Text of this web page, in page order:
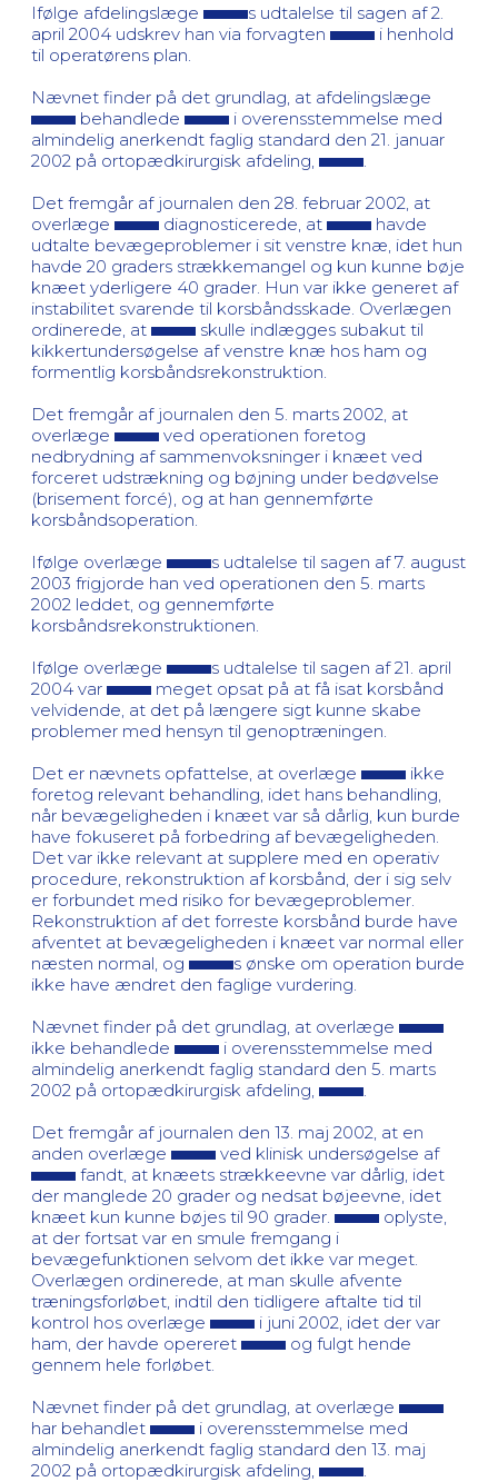
Ifølge afdelingslæge
s udtalelse til sagen af 2.
april 2004 udskrev han via forvagten
i henhold
til operatørens plan.
Nævnet finder på det grundlag, at afdelingslæge
behandlede
i overensstemmelse med
almindelig anerkendt faglig standard den 21. januar
2002 på ortopædkirurgisk afdeling,
Det fremgår af journalen den 28. februar 2002, at
overlæge
diagnosticerede, at
havde
udtalte bevægeproblemer i sit venstre knæ, idet hun
havde 20 graders strækkemangel og kun kunne bøje
knæet yderligere 40 grader. Hun var ikke generet af
instabilitet svarende til korsbåndsskade. Overlægen
ordinerede, at
skulle indlægges subakut til
kikkertundersøgelse af venstre knæ hos ham og
formentlig korsbåndsrekonstruktion.
Det fremgår af journalen den 5. marts 2002, at
overlæge
ved operationen foretog
nedbrydning af sammenvoksninger i knæet ved
forceret udstrækning og bøjning under bedøvelse
(brisement forcé), og at han gennemførte
korsbåndsoperation.
Ifølge overlæge
s udtalelse til sagen af 7. august
2003 frigjorde han ved operationen den 5. marts
2002 leddet, og gennemførte
korsbåndsrekonstruktionen.
Ifølge overlæge
s udtalelse til sagen af 21. april
2004 var
meget opsat på at få isat korsbånd
velvidende, at det på længere sigt kunne skabe
problemer med hensyn til genoptræningen.
Det er nævnets opfattelse, at overlæge
ikke
foretog relevant behandling, idet hans behandling,
når bevægeligheden i knæet var så dårlig, kun burde
have fokuseret på forbedring af bevægeligheden.
Det var ikke relevant at supplere med en operativ
procedure, rekonstruktion af korsbånd, der i sig selv
er forbundet med risiko for bevægeproblemer.
Rekonstruktion af det forreste korsbånd burde have
afventet at bevægeligheden i knæet var normal eller
næsten normal, og
s ønske om operation burde
ikke have ændret den faglige vurdering.
Nævnet finder på det grundlag, at overlæge
ikke behandlede
i overensstemmelse med
almindelig anerkendt faglig standard den 5. marts
2002 på ortopædkirurgisk afdeling,
Det fremgår af journalen den 13. maj 2002, at en
anden overlæge
ved klinisk undersøgelse af
fandt, at knæets strækkeevne var dårlig, idet
der manglede 20 grader og nedsat bøjeevne, idet
knæet kun kunne bøjes til 90 grader.
oplyste,
at der fortsat var en smule fremgang i
bevægefunktionen selvom det ikke var meget.
Overlægen ordinerede, at man skulle afvente
træningsforløbet, indtil den tidligere aftalte tid til
kontrol hos overlæge
i juni 2002, idet der var
ham, der havde opereret
og fulgt hende
gennem hele forløbet.
Nævnet finder på det grundlag, at overlæge
har behandlet
i overensstemmelse med
almindelig anerkendt faglig standard den 13. maj
2002 på ortopædkirurgisk afdeling,